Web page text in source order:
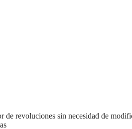
revoluciones sin necesidad de